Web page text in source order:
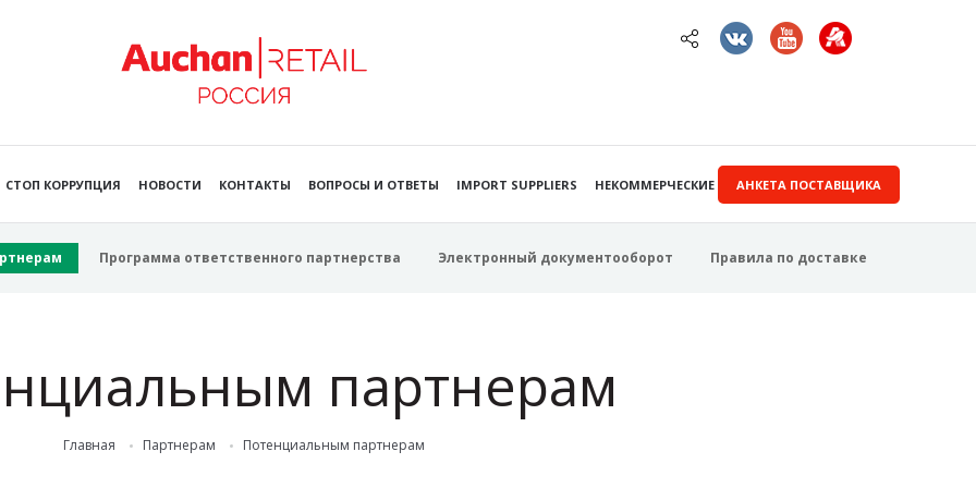
АНКЕТА ПОСТАВЩИКА
СТОП КОРРУПЦИЯ НОВОСТИ КОНТАКТЫ ВОПРОСЫ И ОТВЕТЫ IMPORT SUPPLIERS НЕКОММЕРЧЕСКИЕ ЗАКУПКИ
Программа ответственного партнерства Электронный документооборот Правила по доставке
партнерам
Главная Партнерам Потенциальным партнерам